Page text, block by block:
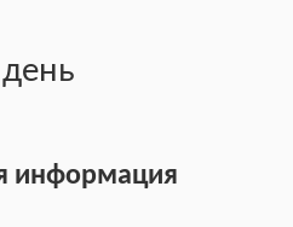
информация